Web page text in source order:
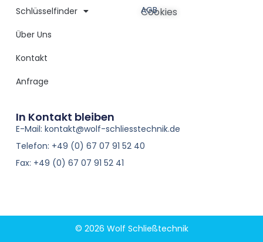
In Kontakt bleiben
E-Mail: kontakt@wolf-schliesstechnik.de
Telefon: +49 (0) 67 07 91 52 40
Fax: +49 (0) 67 07 91 52 41
Schlüsselfinder
Über Uns
Kontakt
Anfrage
AGB
Cookies
© 2026 Wolf Schließtechnik